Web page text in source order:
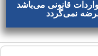
قانونی می‌باشد
نمی‌گردد